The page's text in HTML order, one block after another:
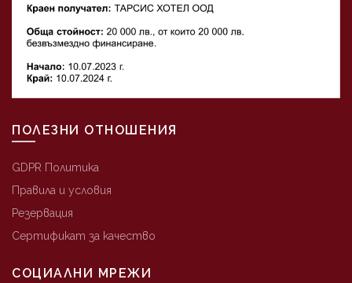
ПОЛЕЗНИ ОТНОШЕНИЯ
GDPR Политика
Правила и условия
Резервация
Сертификат за качество
СОЦИАЛНИ МРЕЖИ